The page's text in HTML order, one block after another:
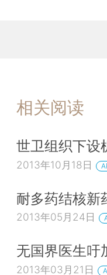
相关阅读
世卫组织下设
2013年10月18日
耐多药结核新
2013年05月24日
无国界医生吁
2013年03月21日